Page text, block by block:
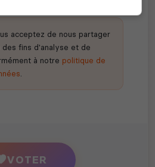
acceptez de nous partager
fins d'analyse et de
à notre politique de
.
VOTER